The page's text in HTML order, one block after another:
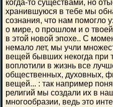
когда-то существами, но
хранившуюся в тебе мы
сознания, что нам помогло
о мире, о прошлом и о
в этой новой эпохе.. С
немало лет, мы учли
вещей бывших некогда при
воплотили в жизнь все
общественных, духовных,
вещей... : так например
религий мы создали их в
многообразии, ведь это